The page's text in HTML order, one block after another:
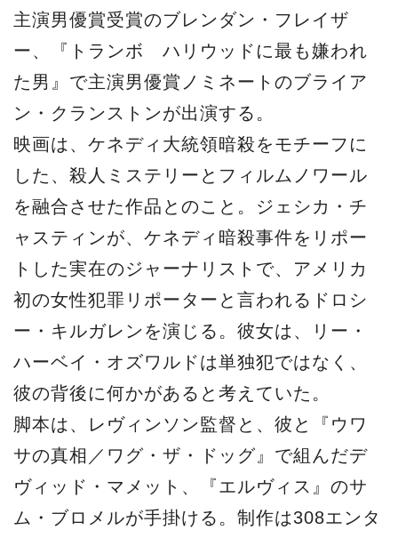
主演男優賞受賞のブレンダン・フレイザ
ー、『トランボ ハリウッドに最も嫌われ
た男』で主演男優賞ノミネートのブライア
ン・クランストンが出演する。
映画は、ケネディ大統領暗殺をモチーフに
した、殺人ミステリーとフィルムノワール
を融合させた作品とのこと。ジェシカ・チ
ャスティンが、ケネディ暗殺事件をリポー
トした実在のジャーナリストで、アメリカ
初の女性犯罪リポーターと言われるドロシ
ー・キルガレンを演じる。彼女は、リー・
ハーベイ・オズワルドは単独犯ではなく、
彼の背後に何かがあると考えていた。
脚本は、レヴィンソン監督と、彼と『ウワ
サの真相／ワグ・ザ・ドッグ』で組んだデ
ヴィッド・マメット、『エルヴィス』のサ
ム・ブロメルが手掛ける。制作は308エンタ